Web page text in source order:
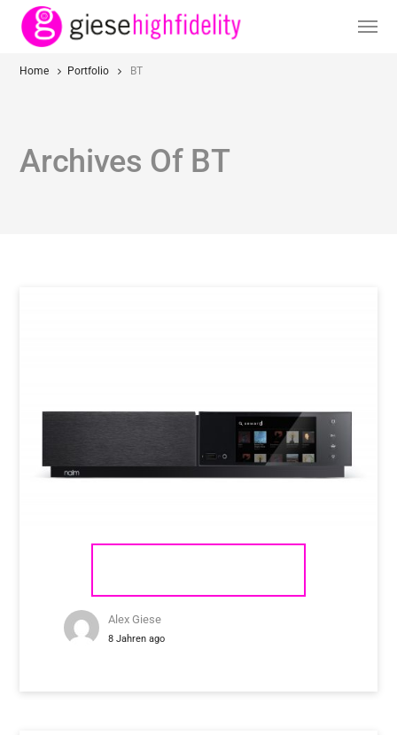
Home Portfolio BT
Archives Of BT
Alex Giese
8 Jahren ago